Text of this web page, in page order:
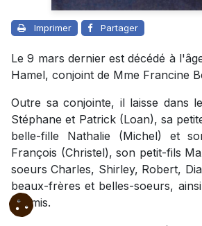
Imprimer Partager
Le 9 mars dernier est décédé à
Hamel, conjoint de Mme Francine
Outre sa conjointe, il laisse dans
Stéphane et Patrick (Loan), sa
belle-fille Nathalie (Michel) et
François (Christel), son petit-fils
soeurs Charles, Shirley, Robert,
beaux-frères et belles-soeurs,
et amis.